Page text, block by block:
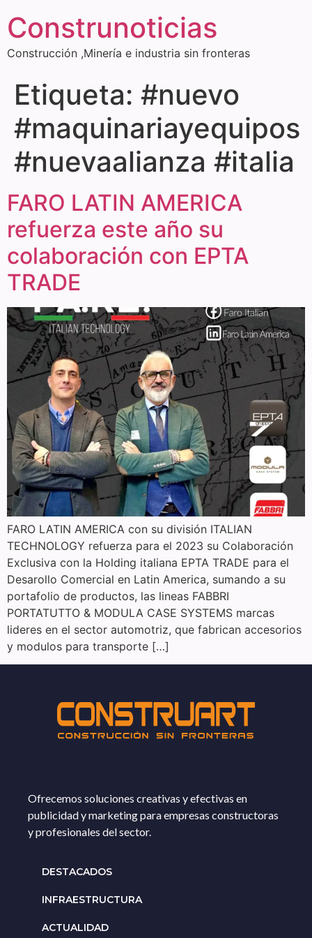
Construnoticias
Construcción ,Minería e industria sin fronteras
Etiqueta: #nuevo
#maquinariayequipos
#nuevaalianza #italia
FARO LATIN AMERICA
refuerza este año su
colaboración con EPTA
TRADE
FARO LATIN AMERICA con su división ITALIAN
TECHNOLOGY refuerza para el 2023 su Colaboración
Exclusiva con la Holding italiana EPTA TRADE para el
Desarollo Comercial en Latin America, sumando a su
portafolio de productos, las lineas FABBRI
PORTATUTTO & MODULA CASE SYSTEMS marcas
lideres en el sector automotriz, que fabrican accesorios
y modulos para transporte […]
Ofrecemos soluciones creativas y efectivas en
publicidad y marketing para empresas constructoras
y profesionales del sector.
DESTACADOS
INFRAESTRUCTURA
ACTUALIDAD